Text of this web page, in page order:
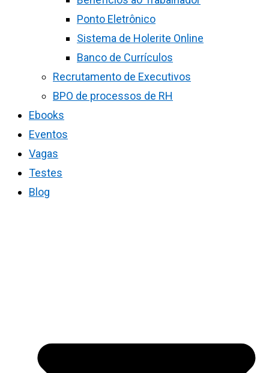
Ponto Eletrônico
Sistema de Holerite Online
Banco de Currículos
Recrutamento de Executivos
BPO de processos de RH
Ebooks
Eventos
Vagas
Testes
Blog